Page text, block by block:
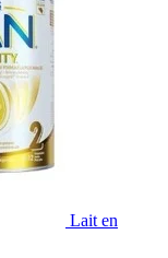
Lait en